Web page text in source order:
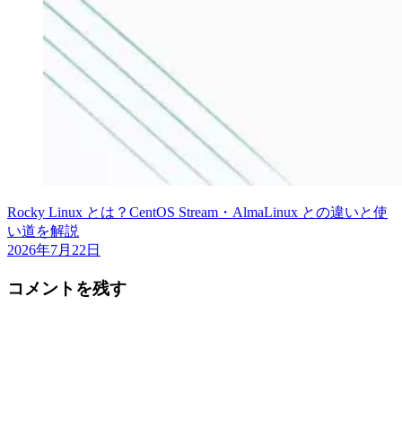
Rocky Linux とは？CentOS Stream・AlmaLinux との違いと使
い道を解説
2026年7月22日
コメントを残す